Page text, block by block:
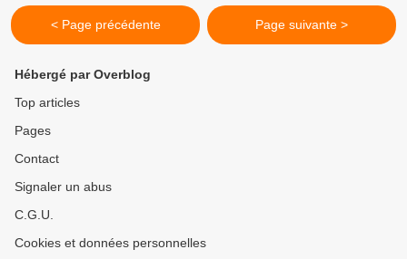
< Page précédente Page suivante >
Hébergé par Overblog
Top articles
Pages
Contact
Signaler un abus
C.G.U.
Cookies et données personnelles